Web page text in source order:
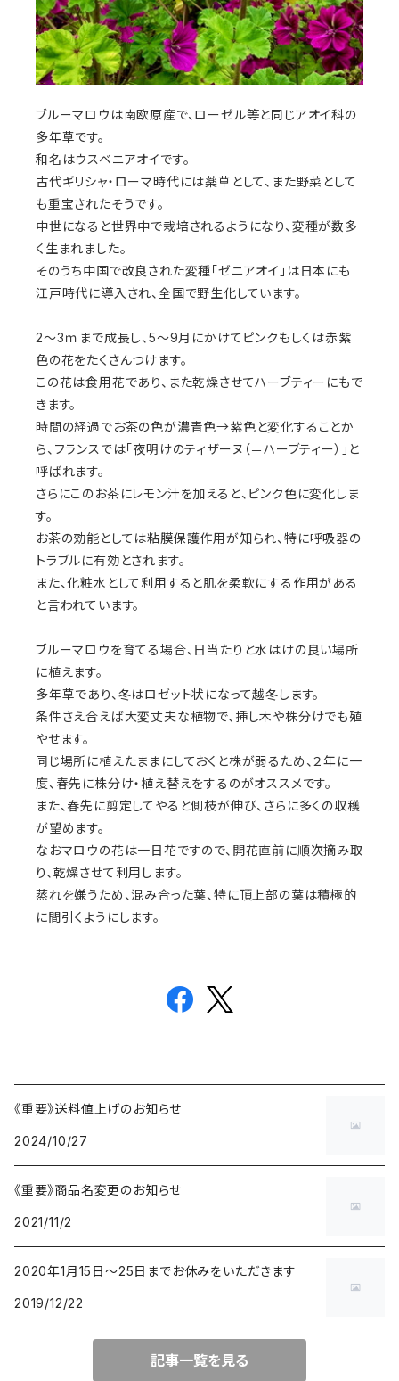
ブルーマロウは南欧原産で、ローゼル等と同じアオイ科の
多年草です。
和名はウスベニアオイです。
古代ギリシャ・ローマ時代には薬草として、また野菜として
も重宝されたそうです。
中世になると世界中で栽培されるようになり、変種が数多
く生まれました。
そのうち中国で改良された変種「ゼニアオイ」は日本にも
江戸時代に導入され、全国で野生化しています。
2〜3ｍまで成長し、5〜9月にかけてピンクもしくは赤紫
色の花をたくさんつけます。
この花は食用花であり、また乾燥させてハーブティーにもで
きます。
時間の経過でお茶の色が濃青色→紫色と変化することか
ら、フランスでは「夜明けのティザーヌ（＝ハーブティー）」と
呼ばれます。
さらにこのお茶にレモン汁を加えると、ピンク色に変化しま
す。
お茶の効能としては粘膜保護作用が知られ、特に呼吸器の
トラブルに有効とされます。
また、化粧水として利用すると肌を柔軟にする作用がある
と言われています。
ブルーマロウを育てる場合、日当たりと水はけの良い場所
に植えます。
多年草であり、冬はロゼット状になって越冬します。
条件さえ合えば大変丈夫な植物で、挿し木や株分けでも殖
やせます。
同じ場所に植えたままにしておくと株が弱るため、２年に一
度、春先に株分け・植え替えをするのがオススメです。
また、春先に剪定してやると側枝が伸び、さらに多くの収穫
が望めます。
なおマロウの花は一日花ですので、開花直前に順次摘み取
り、乾燥させて利用します。
蒸れを嫌うため、混み合った葉、特に頂上部の葉は積極的
に間引くようにします。
《重要》送料値上げのお知らせ
2024/10/27
《重要》商品名変更のお知らせ
2021/11/2
2020年1月15日〜25日までお休みをいただきます
2019/12/22
記事一覧を見る